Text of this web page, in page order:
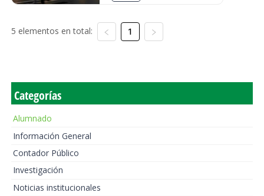
5 elementos en total: 1
Categorías
Alumnado
Información General
Contador Público
Investigación
Noticias institucionales